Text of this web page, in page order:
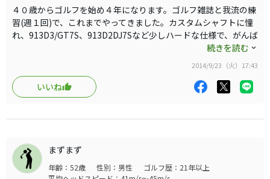
４０歳からゴルフを始め４年になります。ゴルフ雑誌と我流の練
習(週１回)で、これまでやってきました。カスタムシャフトに憧
れ、913D3/GT7S、913D2DJ7Sなど少しハードな仕様で、がんば
って振り回してました。しかし、ドライバーで突如飛び出すチー
ピン、スライスがなくならないのでどうにかしたいと思って、ド
ライバーを探していました。最近、このSLDR Sを試打して直ぐ
に気に入り、ノーマルシャフトのSRを買いました。このドライ
バーは高く上がりやすいです。ゆったり振ることができました。
ばすと言うより、狙い場所に置きに行ける感じです。
続きを読む
2014/9/23（火）17:43
いいね
まずまず
年齢：52歳 性別：男性
ゴルフ歴：21年以上